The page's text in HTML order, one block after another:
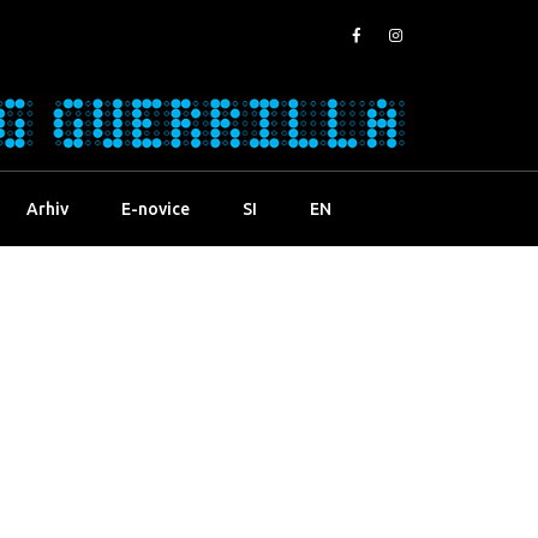
Arhiv E-novice SI EN